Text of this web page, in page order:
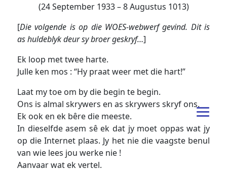
(24 September 1933 – 8 Augustus 1013)
[Die volgende is op die WOES-webwerf gevind. Dit is
as huldeblyk deur sy broer geskryf…]
Ek loop met twee harte.
Julle ken mos : “Hy praat weer met die hart!”
Laat my toe om by die begin te begin.
Ons is almal skrywers en as skrywers skryf ons.
Ek ook en ek bêre die meeste.
In dieselfde asem sê ek dat jy moet oppas wat jy
op die Internet plaas. Jy het nie die vaagste benul
van wie lees jou werke nie !
Aanvaar wat ek vertel.